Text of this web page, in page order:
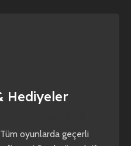
Hediyeler
oyunlarda geçerli